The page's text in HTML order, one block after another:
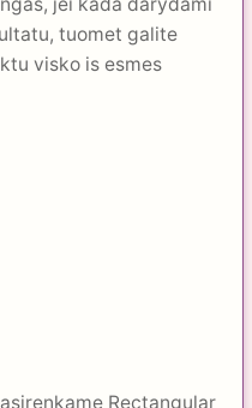
tuomet galite
visko is esmes
Rectangular